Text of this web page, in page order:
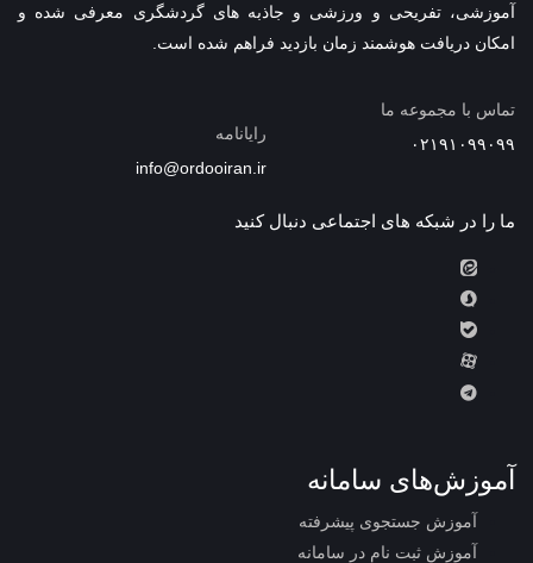
آموزشی، تفریحی و ورزشی و جاذبه های گردشگری معرفی شده و
امکان دریافت هوشمند زمان بازدید فراهم شده است.
تماس با مجموعه ما
۰۲۱۹۱۰۹۹۰۹۹
رایانامه
info@ordooiran.ir
ما را در شبکه های اجتماعی دنبال کنید
آموزش‌های سامانه
آموزش جستجوی پیشرفته
آموزش ثبت نام در سامانه